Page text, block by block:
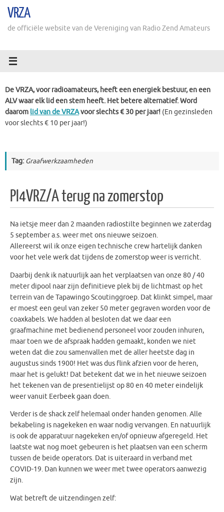
naarVRZA
de officiële website van de Vereniging van Radio Zend Amateurs
De VRZA, voor radioamateurs, heeft een energiek bestuur, en een
ALV waar elk lid een stem heeft. Het betere alternatief. Word
daarom lid van de VRZAvoor slechts € 30 per jaar! (En gezinsleden
voor slechts € 10 per jaar!)
Tag: Graafwerkzaamheden
PI4VRZ/A terug na zomerstop
Na ietsje meer dan 2 maanden radiostilte beginnen we zaterdag
5 september a.s. weer met ons nieuwe seizoen.
Allereerst wil ik onze eigen technische crew hartelijk danken
voor het vele werk dat tijdens de zomerstop weer is verricht.
Daarbij denk ik natuurlijk aan het verplaatsen van onze 80 / 40
meter dipool naar zijn definitieve plek bij de lichtmast op het
terrein van de Tapawingo Scoutinggroep. Dat klinkt simpel, maar
er moest een geul van zeker 50 meter gegraven worden voor de
coaxkabels. We hadden al besloten dat we daar een
graafmachine met bedienend personeel voor zouden inhuren,
maar toen we de afspraak hadden gemaakt, konden we niet
weten dat die zou samenvallen met de aller heetste dag in
augustus sinds 1900! Het was dus flink afzien voor de heren,
maar het is gelukt! Dat betekent dat we in het nieuwe seizoen
het tekenen van de presentielijst op 80 en 40 meter eindelijk
weer vanuit Eerbeek gaan doen.
Verder is de shack zelf helemaal onder handen genomen. Alle
bekabeling is nagekeken en waar nodig vervangen. En natuurlijk
is ook de apparatuur nagekeken en/of opnieuw afgeregeld. Het
laatste wat nog moet gebeuren is het plaatsen van een scherm
tussen de beide operators. Dat is uiteraard in verband met
COVID-19. Dan kunnen we weer met twee operators aanwezig
zijn.
Wat betreft de uitzendingen zelf: